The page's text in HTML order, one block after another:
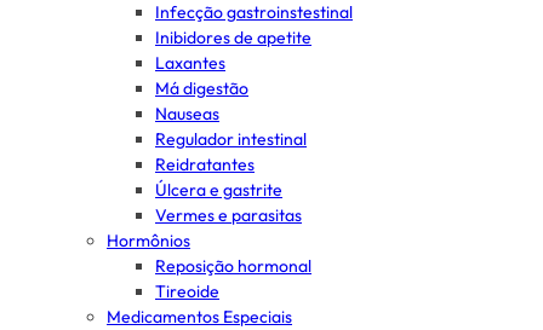
Infecção gastroinstestinal
Inibidores de apetite
Laxantes
Má digestão
Nauseas
Regulador intestinal
Reidratantes
Úlcera e gastrite
Vermes e parasitas
Hormônios
Reposição hormonal
Tireoide
Medicamentos Especiais